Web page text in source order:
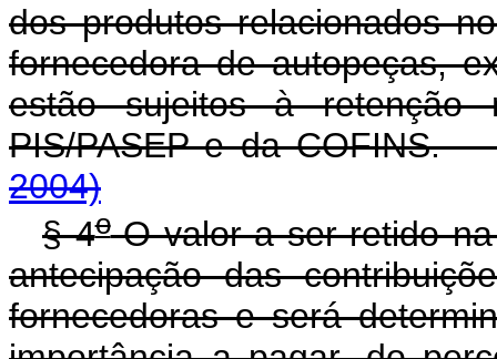
dos produtos relacionados
fornecedora de autopeças,
estão sujeitos à
PIS/PASEP e da
2004)
§ 4oO valor a ser retido
antecipação das
fornecedoras e será